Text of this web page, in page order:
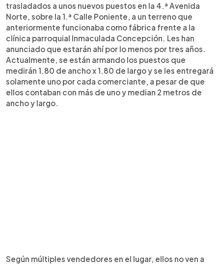
trasladados a unos nuevos puestos en la 4.ª Avenida
Norte, sobre la 1.ª Calle Poniente, a un terreno que
anteriormente funcionaba como fábrica frente a la
clínica parroquial Inmaculada Concepción. Les han
anunciado que estarán ahí por lo menos por tres años.
Actualmente, se están armando los puestos que
medirán 1.80 de ancho x 1.80 de largo y se les entregará
solamente uno por cada comerciante, a pesar de que
ellos contaban con más de uno y median 2 metros de
ancho y largo.
Según múltiples vendedores en el lugar, ellos no ven a